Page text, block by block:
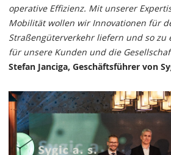
operative Effizienz. Mit unserer
Mobilität wollen wir Innovationen für
Straßengüterverkehr liefern und so
für unsere Kunden und die
Stefan Janciga, Geschäftsführer von